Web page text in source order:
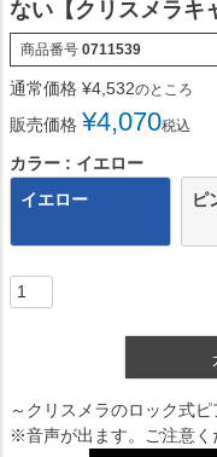
ない【クリスメラキ
商品番号 0711539
通常価格 ¥4,532のところ
販売価格 ¥4,070税込
カラー
イエロー
イエロー
ピ
～クリスメラのロック式
※音声が出ます。ご注意く